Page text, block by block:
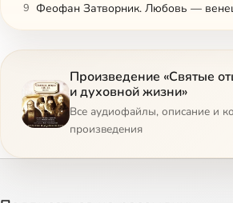
9 Феофан Затворник. Любовь —
Серафим Саровский. Беседа о цели
12 Иоанн Кронштадский. Неизданный
Произведение «Святые
и духовной жизни»
Все аудиофайлы, описание и
произведения